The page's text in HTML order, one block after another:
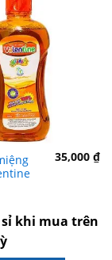
35,000₫
sỉ khi mua trên